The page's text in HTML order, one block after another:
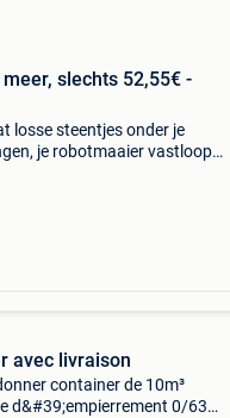
slechts 52,55€ -
losse steentjes onder je
je robotmaaier vastloopt,
avec livraison
container de 10m³
d&#39;empierrement 0/63